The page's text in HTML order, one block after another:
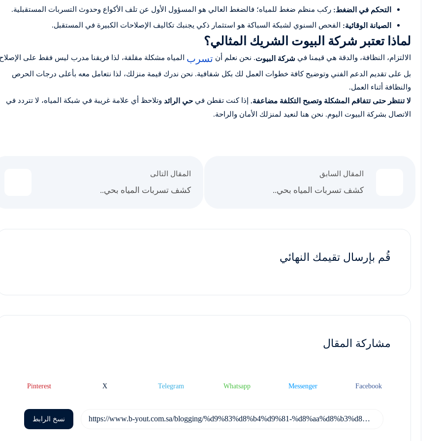
التحكم في الضغط: ركب منظم ضغط للمياه؛ فالضغط العالي هو المسؤول الأول عن تلف الأكواع وحدوث التسربات المستقبلية.
الصيانة الوقائية: الفحص السنوي لشبكة السباكة هو استثمار ذكي يجنبك تكاليف الإصلاحات الكبيرة في المستقبل.
لماذا تعتبر شركة البيوت الشريك المثالي؟
الالتزام، النظافة، والدقة هي قيمنا في شركة البيوت. نحن نعلم أن تسرب المياه مشكلة مقلقة، لذا فريقنا مدرب ليس فقط على
بل على تقديم الدعم الفني وتوضيح كافة خطوات العمل لك بكل شفافية. نحن ندرك قيمة منزلك، لذا نتعامل معه بأعلى درجات الحرص
والنظافة أثناء العمل.
لا تنتظر حتى تتفاقم المشكلة وتصبح التكلفة مضاعفة. إذا كنت تقطن في حي الرائد وتلاحظ أي علامة غريبة في شبكة المياه، لا تتردد في
الاتصال بشركة البيوت اليوم. نحن هنا لنعيد لمنزلك الأمان والراحة.
المقال السابق
كشف تسربات المياه بحي..
المقال التالى
كشف تسربات المياه بحي..
قُم بإرسال تقيمك النهائي
مشاركة المقال
Facebook
Messenger
Whatsapp
Telegram
X
Pinterest
نسخ الرابط